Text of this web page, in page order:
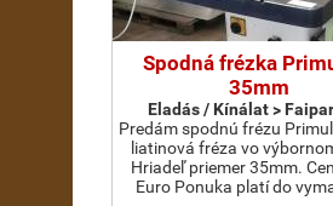
Spodná frézka
35mm
Eladás / Kínálat >
Predám spodnú frézu
liatinová fréza vo
Hriadeľ priemer 35mm.
Euro Ponuka platí do